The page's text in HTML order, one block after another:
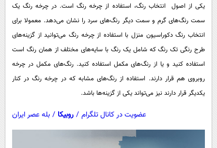
گوناگون
حوادث
محیط زیست
اجتماعی
آشپزی
دانلود
یکی از اصول انتخاب رنگ، استفاده از چرخه رنگ است. در چرخه رنگ یک
سمت رنگ‌های گرم و سمت دیگر رنگ‌های سرد را نشان می‌دهد. معمولا برای
انتخاب رنگ دکوراسیون منزل با استفاده از چرخه رنگ می‌توانید از گزینه‌های
طرح رنگی تک رنگ که شامل یک رنگ با سایه‌های مختلف از همان رنگ است
استفاده کنید و یا از رنگ‌های مکمل استفاده کنید. رنگ‌های مکمل در چرخه
روبروی هم قرار دارند. استفاده از رنگ‌های مشابه که در چرخه رنگ در کنار
یکدیگر قرار دارند نیز می‌تواند یکی از گزینه‌ها باشد.
عضویت در کانال تلگرام / روبیکا / بله عصر ایران